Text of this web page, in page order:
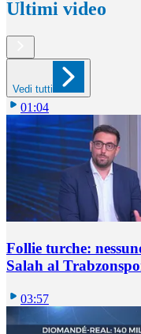
Ultimi video
Vedi tutti
01:04
Follie turche:
Salah al
03:57